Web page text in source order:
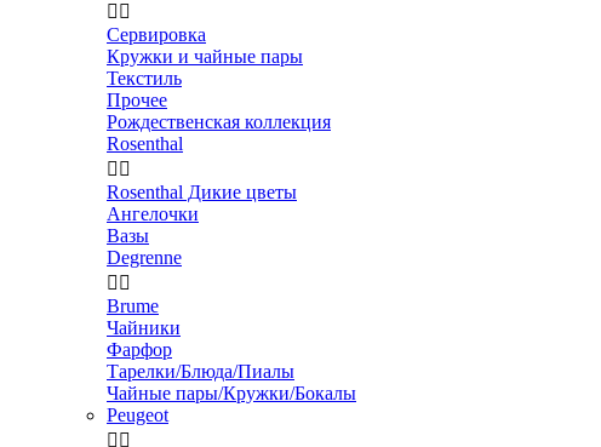
 
Сервировка
Кружки и чайные пары
Текстиль
Прочее
Рождественская коллекция
Rosenthal
 
Rosenthal Дикие цветы
Ангелочки
Вазы
Degrenne
 
Brume
Чайники
Фарфор
Тарелки/Блюда/Пиалы
Чайные пары/Кружки/Бокалы
Peugeot
 